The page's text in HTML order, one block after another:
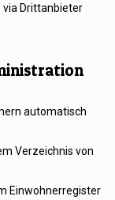
via Drittanbieter
automatisch
Verzeichnis von
Einwohnerregister